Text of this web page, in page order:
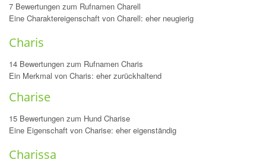
7 Bewertungen zum Rufnamen Charell
Eine Charaktereigenschaft von Charell: eher neugierig
Charis
14 Bewertungen zum Rufnamen Charis
Ein Merkmal von Charis: eher zurückhaltend
Charise
15 Bewertungen zum Hund Charise
Eine Eigenschaft von Charise: eher eigenständig
Charissa